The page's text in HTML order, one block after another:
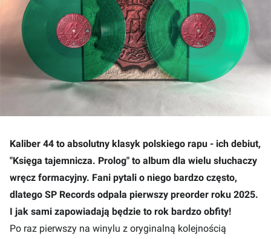
Kaliber 44 to absolutny klasyk polskiego rapu - ich debiut,
"Księga tajemnicza. Prolog" to album dla wielu słuchaczy
wręcz formacyjny. Fani pytali o niego bardzo często,
dlatego SP Records odpala pierwszy preorder roku 2025.
I jak sami zapowiadają będzie to rok bardzo obfity!
Po raz pierwszy na winylu z oryginalną kolejnością